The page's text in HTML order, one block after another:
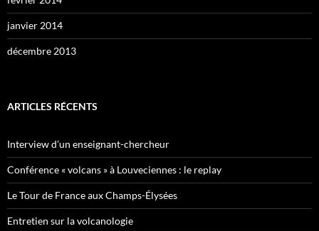
janvier 2014
décembre 2013
ARTICLES RÉCENTS
Interview d’un enseignant-chercheur
Conférence « volcans » à Louveciennes : le replay
Le Tour de France aux Champs-Élysées
Entretien sur la volcanologie